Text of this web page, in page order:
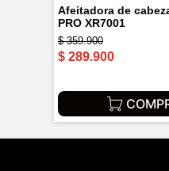
Afeitadora de
PRO XR7001
$ 359.900
$ 289.900